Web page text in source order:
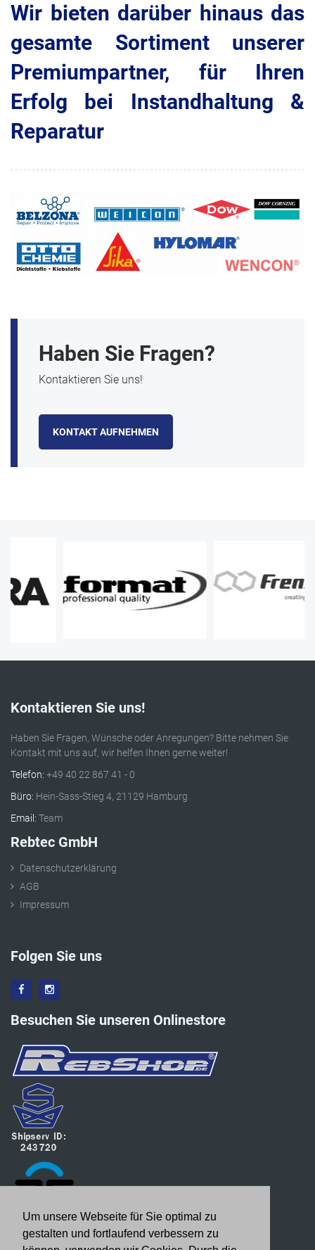
Um unsere Webseite für Sie optimal zu
gestalten und fortlaufend verbessern zu
Wir bieten darüber hinaus das
gesamte Sortiment unserer
Premiumpartner, für Ihren
Erfolg bei Instandhaltung &
Reparatur
Haben Sie Fragen?
Kontaktieren Sie uns!
KONTAKT AUFNEHMEN
Kontaktieren Sie uns!
Haben Sie Fragen, Wünsche oder Anregungen? Bitte nehmen Sie
Kontakt mit uns auf, wir helfen Ihnen gerne weiter!
Telefon: +49 40 22 867 41 - 0
Büro: Hein-Sass-Stieg 4, 21129 Hamburg
Email: Team
Rebtec GmbH
Datenschutzerklärung
AGB
Impressum
Folgen Sie uns
Besuchen Sie unseren Onlinestore